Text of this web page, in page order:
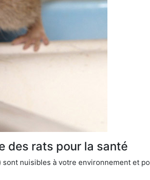
des rats pour la santé
sont nuisibles à votre environnement et